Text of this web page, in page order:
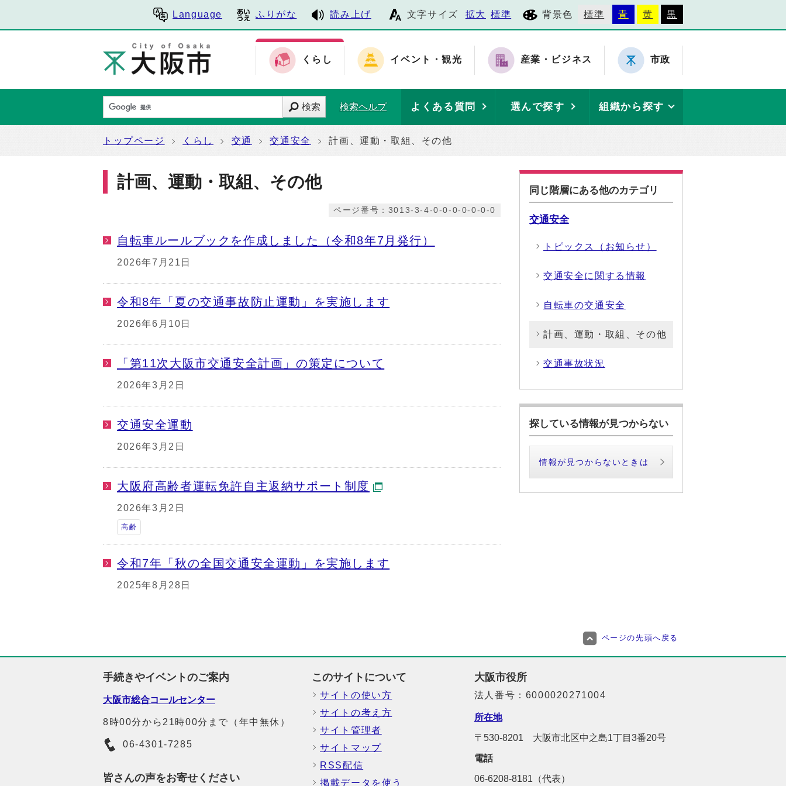
Language ふりがな 読み上げ 文字サイズ 拡大 標準 背景色 標準 青 黄 黒
くらし イベント・観光 産業・ビジネス 市政
検索 検索ヘルプ よくある質問 選んで探す 組織から探す
トップページ くらし 交通 交通安全 計画、運動・取組、その他
計画、運動・取組、その他
ページ番号：3013-3-4-0-0-0-0-0-0-0
自転車ルールブックを作成しました（令和8年7月発行）
2026年7月21日
令和8年「夏の交通事故防止運動」を実施します
2026年6月10日
「第11次大阪市交通安全計画」の策定について
2026年3月2日
交通安全運動
2026年3月2日
大阪府高齢者運転免許自主返納サポート制度
2026年3月2日
高齢
令和7年「秋の全国交通安全運動」を実施します
2025年8月28日
同じ階層にある他のカテゴリ
交通安全
トピックス（お知らせ）
交通安全に関する情報
自転車の交通安全
計画、運動・取組、その他
交通事故状況
探している情報が見つからない
情報が見つからないときは
ページの先頭へ戻る
手続きやイベントのご案内
大阪市総合コールセンター
8時00分から21時00分まで（年中無休）
06-4301-7285
皆さんの声をお寄せください
このサイトについて
サイトの使い方
サイトの考え方
サイト管理者
サイトマップ
RSS配信
掲載データを使う
大阪市役所
法人番号：6000020271004
所在地
〒530-8201 大阪市北区中之島1丁目3番20号
電話
06-6208-8181（代表）